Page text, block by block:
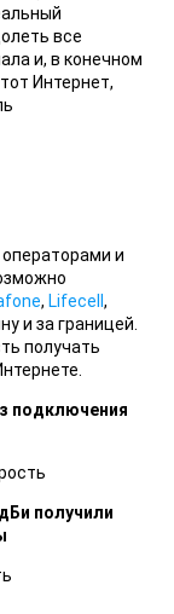
все
и, в конечном
Интернет,
и
, Lifecell ,
и за границей.
получать
подключения
получили